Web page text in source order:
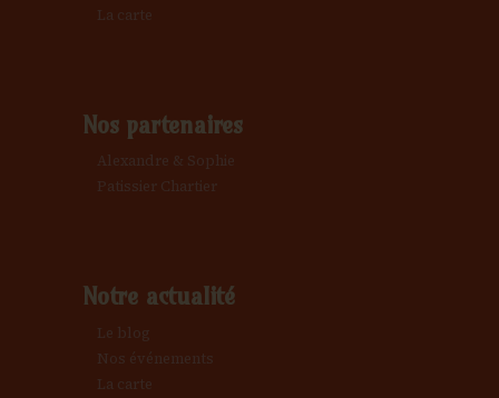
La carte
Nos partenaires
Alexandre & Sophie
Patissier Chartier
Notre actualité
Le blog
Nos événements
La carte